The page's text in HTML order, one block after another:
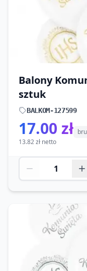
Balony
sztuk
BALKOM-127599
17.00 zł
13.82 zł netto